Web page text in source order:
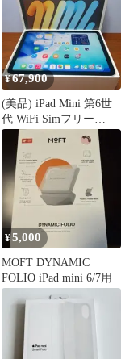
¥67,900
(美品) iPad Mini 第6世
代 WiFi Simフリー
64GB
¥5,000
MOFT DYNAMIC
FOLIO iPad mini 6/7用